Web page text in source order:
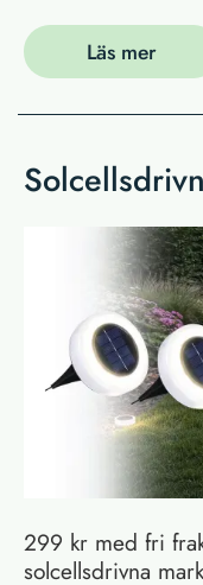
Läs mer
299 kr med fri
solcellsdrivna